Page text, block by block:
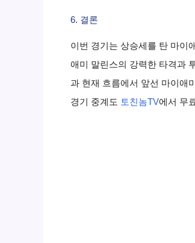
6. 결론
이번 경기는 상승세를 탄 마이
애미 말린스의 강력한 타격과
과 현재 흐름에서 앞선 마이애
경기 중계도 토친놈TV에서 무